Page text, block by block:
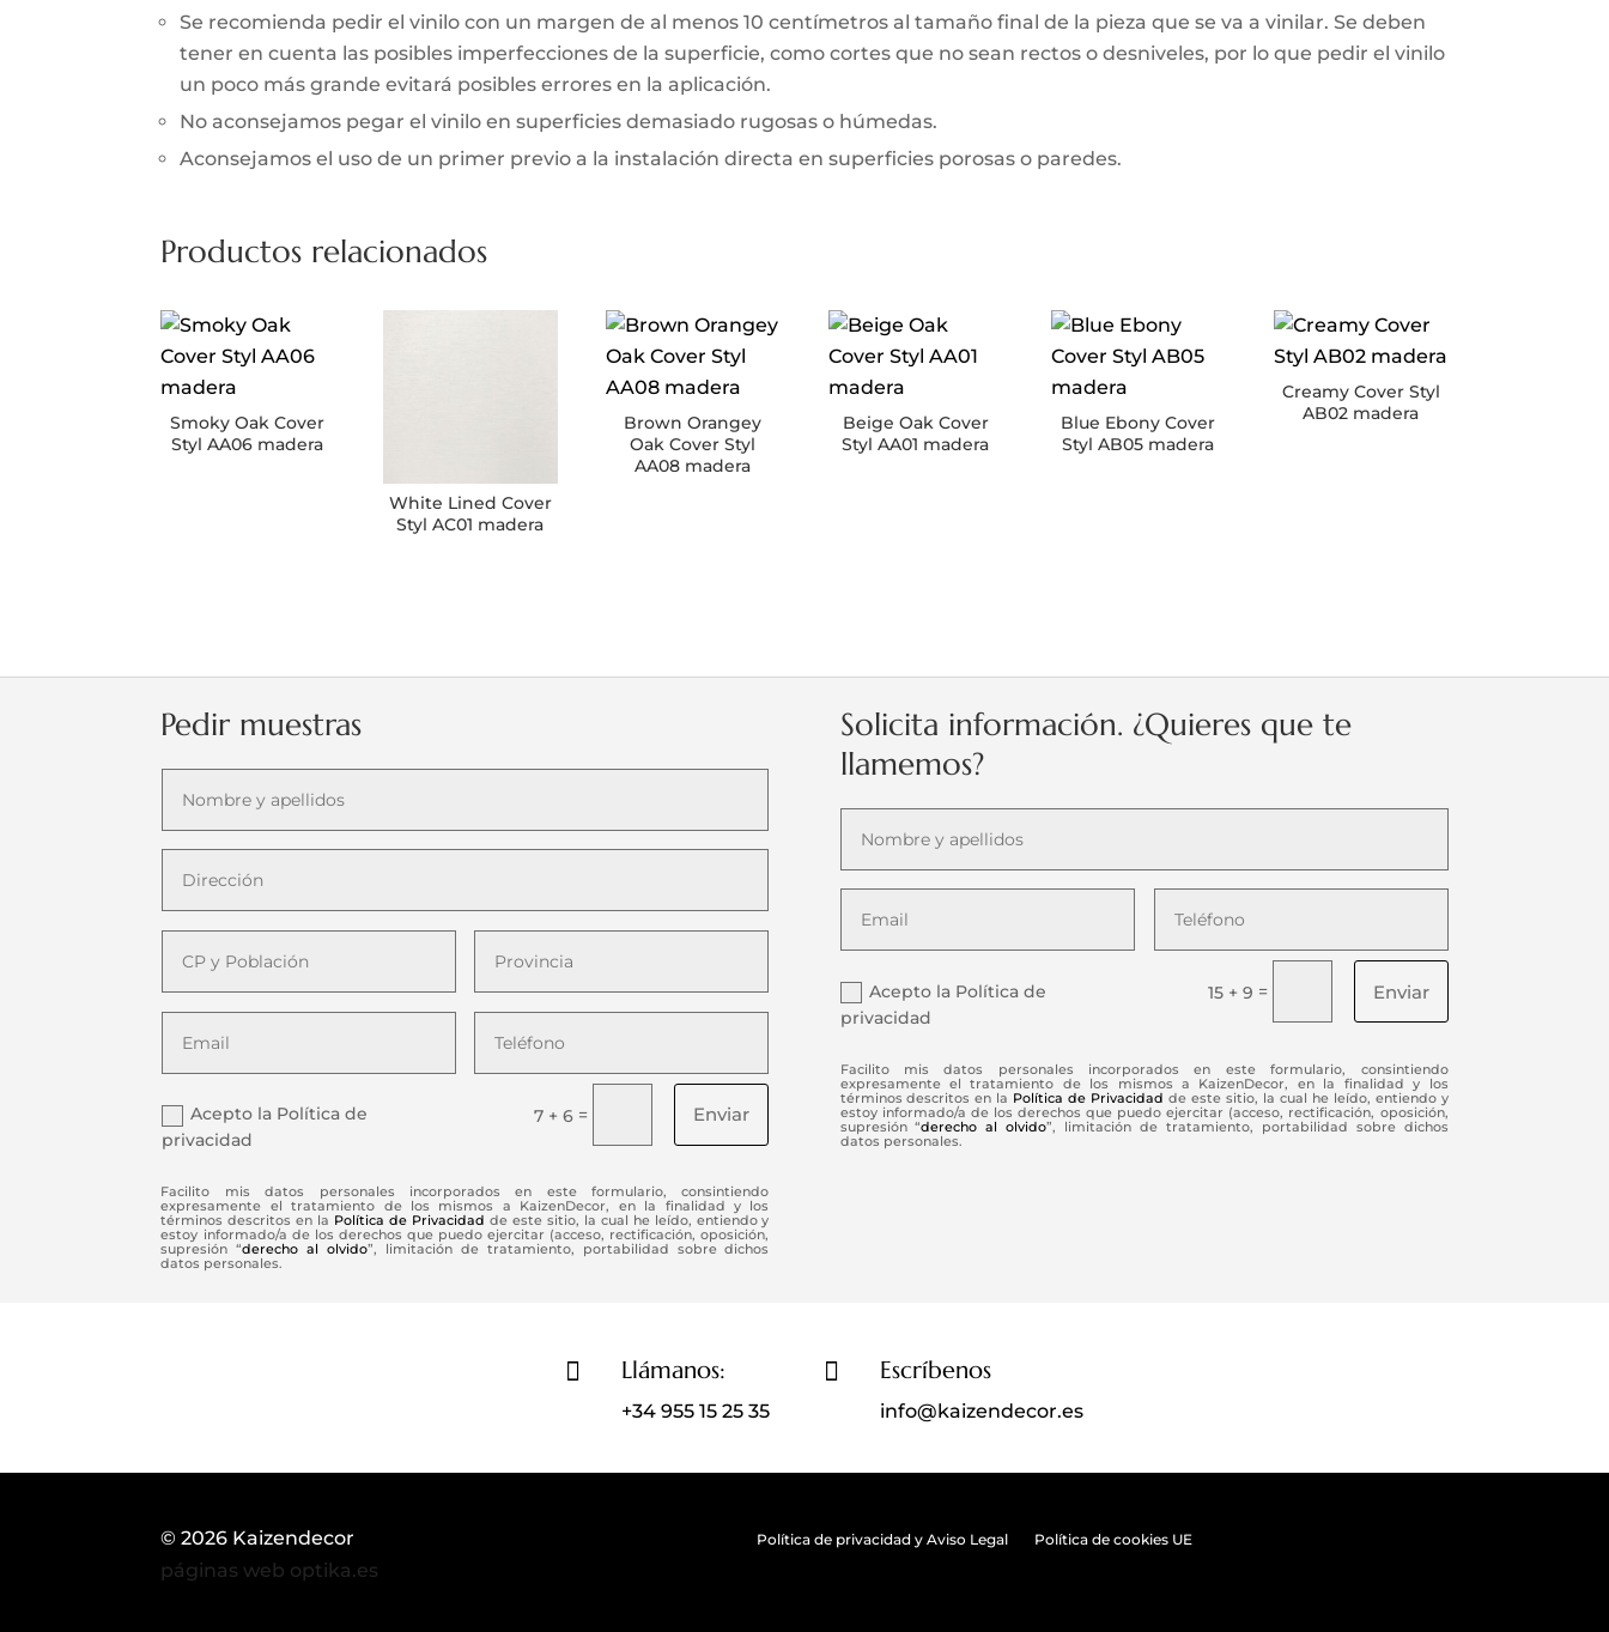
Se recomienda pedir el vinilo con un margen de al menos 10 centímetros al tamaño final de la pieza que se va a vinilar. Se deben
tener en cuenta las posibles imperfecciones de la superficie, como cortes que no sean rectos o desniveles, por lo que pedir el vinilo
un poco más grande evitará posibles errores en la aplicación.
No aconsejamos pegar el vinilo en superficies demasiado rugosas o húmedas.
Aconsejamos el uso de un primer previo a la instalación directa en superficies porosas o paredes.
Productos relacionados
Smoky Oak Cover
Styl AA06 madera
White Lined Cover
Styl AC01 madera
Brown Orangey
Oak Cover Styl
AA08 madera
Beige Oak Cover
Styl AA01 madera
Blue Ebony Cover
Styl AB05 madera
Creamy Cover Styl
AB02 madera
Pedir muestras
Acepto la Política de
privacidad
7 + 6 = Enviar
Facilito mis datos personales incorporados en este formulario, consintiendo
expresamente el tratamiento de los mismos a KaizenDecor, en la finalidad y los
términos descritos en la Política de Privacidad de este sitio, la cual he leído, entiendo y
estoy informado/a de los derechos que puedo ejercitar (acceso, rectificación, oposición,
supresión “derecho al olvido”, limitación de tratamiento, portabilidad sobre dichos
datos personales.
Solicita información. ¿Quieres que te
llamemos?
Acepto la Política de
privacidad
15 + 9 = Enviar
Facilito mis datos personales incorporados en este formulario, consintiendo
expresamente el tratamiento de los mismos a KaizenDecor, en la finalidad y los
términos descritos en la Política de Privacidad de este sitio, la cual he leído, entiendo y
estoy informado/a de los derechos que puedo ejercitar (acceso, rectificación, oposición,
supresión “derecho al olvido”, limitación de tratamiento, portabilidad sobre dichos
datos personales.
 Llámanos:
+34 955 15 25 35
 Escríbenos
info@kaizendecor.es
© 2026 Kaizendecor
páginas web optika.es
Política de privacidad y Aviso Legal Política de cookies UE